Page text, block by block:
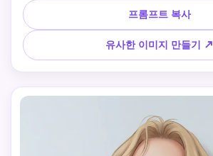
프롬프트 복사
유사한 이미지 만들기 ↗